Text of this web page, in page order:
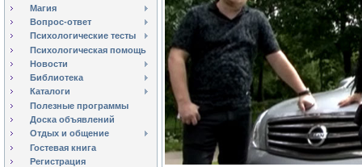
Магия
Вопрос-ответ
Психологические тесты
Психологическая помощь
Новости
Библиотека
Каталоги
Полезные программы
Доска объявлений
Отдых и общение
Гостевая книга
Регистрация